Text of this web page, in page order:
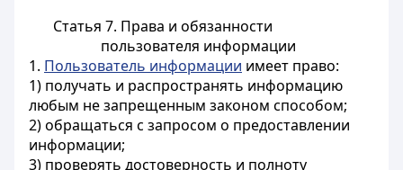
Статья 7. Права и обязанности
пользователя информации
1. Пользователь информации имеет право:
1) получать и распространять информацию
любым не запрещенным законом способом;
2) обращаться с запросом о предоставлении
информации;
3) проверять достоверность и полноту